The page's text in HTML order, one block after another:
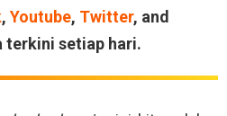
, Youtube, Twitter, and
terkini setiap hari.